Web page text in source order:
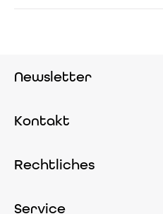
Newsletter
Kontakt
Rechtliches
Service